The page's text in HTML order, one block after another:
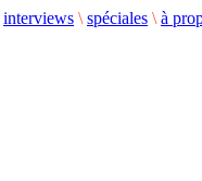
interviews \ spéciales \ à